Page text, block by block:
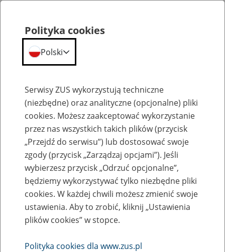
Słownik
Słownik
Polityka cookies
Polski
Serwisy ZUS wykorzystują techniczne
(niezbędne) oraz analityczne (opcjonalne) pliki
cookies. Możesz zaakceptować wykorzystanie
przez nas wszystkich takich plików (przycisk
„Przejdź do serwisu”) lub dostosować swoje
zgody (przycisk „Zarządzaj opcjami”). Jeśli
wybierzesz przycisk „Odrzuć opcjonalne”,
będziemy wykorzystywać tylko niezbędne pliki
cookies. W każdej chwili możesz zmienić swoje
ustawienia. Aby to zrobić, kliknij „Ustawienia
plików cookies” w stopce.
Polityka cookies dla www.zus.pl